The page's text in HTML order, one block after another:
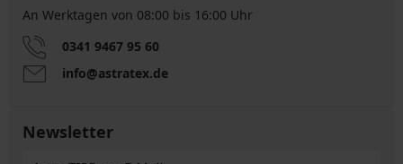
An Werktagen von 08:00 bis 16:00 Uhr
0341 9467 95 60
info@astratex.de
Newsletter